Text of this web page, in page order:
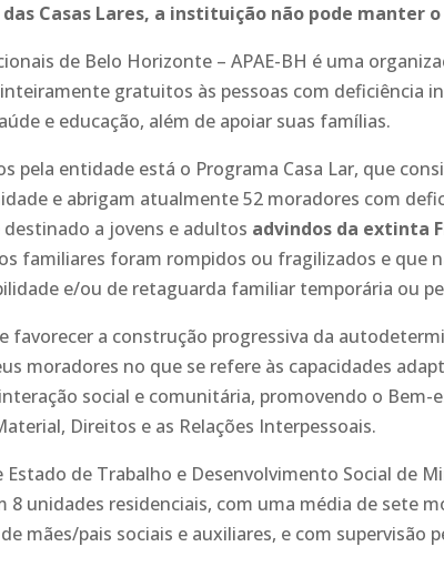
Casas Lares, a instituição não pode manter
de Belo Horizonte – APAE-BH é uma
gratuitos às pessoas com deficiência
e educação, além de apoiar suas famílias.
pela entidade está o Programa Casa Lar, que
e abrigam atualmente 52 moradores com
a jovens e adultos advindos da extinta
familiares foram rompidos ou fragilizados e que
e/ou de retaguarda familiar temporária ou
favorecer a construção progressiva da
moradores no que se refere às capacidades
social e comunitária, promovendo o Bem-
Direitos e as Relações Interpessoais.
de Trabalho e Desenvolvimento Social de
8 unidades residenciais, com uma média de sete
mães/pais sociais e auxiliares, e com supervisão